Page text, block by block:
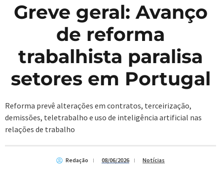
Greve geral: Avanço
de reforma
trabalhista paralisa
setores em Portugal
Reforma prevê alterações em contratos, terceirização,
demissões, teletrabalho e uso de inteligência artificial nas
relações de trabalho
Redação 08/06/2026 Notícias